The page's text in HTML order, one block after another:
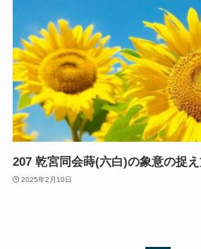
207 乾宮同会蒔(六白)の象意の捉
2025年2月10日